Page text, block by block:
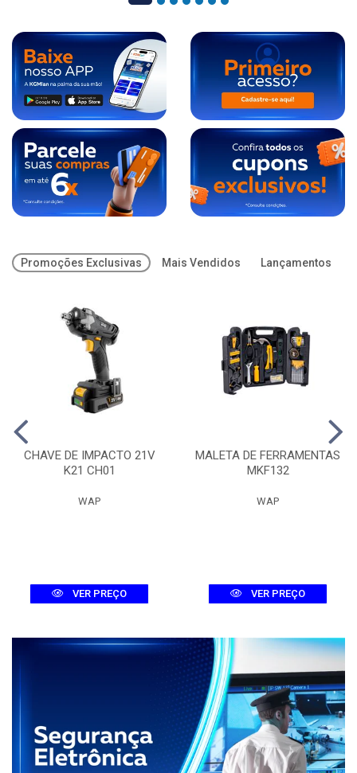
Promoções Exclusivas Mais Vendidos Lançamentos
CHAVE DE IMPACTO 21V
K21 CH01
WAP
VER PREÇO
MALETA DE FERRAMENTAS
MKF132
WAP
VER PREÇO